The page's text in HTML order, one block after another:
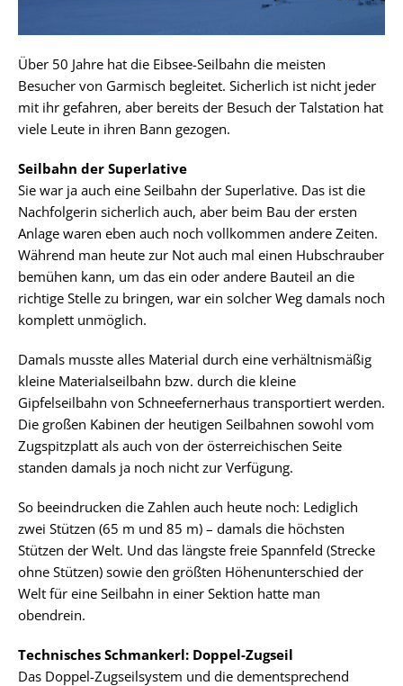
Über 50 Jahre hat die Eibsee-Seilbahn die meisten
Besucher von Garmisch begleitet. Sicherlich ist nicht jeder
mit ihr gefahren, aber bereits der Besuch der Talstation hat
viele Leute in ihren Bann gezogen.
Seilbahn der Superlative
Sie war ja auch eine Seilbahn der Superlative. Das ist die
Nachfolgerin sicherlich auch, aber beim Bau der ersten
Anlage waren eben auch noch vollkommen andere Zeiten.
Während man heute zur Not auch mal einen Hubschrauber
bemühen kann, um das ein oder andere Bauteil an die
richtige Stelle zu bringen, war ein solcher Weg damals noch
komplett unmöglich.
Damals musste alles Material durch eine verhältnismäßig
kleine Materialseilbahn bzw. durch die kleine
Gipfelseilbahn von Schneefernerhaus transportiert werden.
Die großen Kabinen der heutigen Seilbahnen sowohl vom
Zugspitzplatt als auch von der österreichischen Seite
standen damals ja noch nicht zur Verfügung.
So beeindrucken die Zahlen auch heute noch: Lediglich
zwei Stützen (65 m und 85 m) – damals die höchsten
Stützen der Welt. Und das längste freie Spannfeld (Strecke
ohne Stützen) sowie den größten Höhenunterschied der
Welt für eine Seilbahn in einer Sektion hatte man
obendrein.
Technisches Schmankerl: Doppel-Zugseil
Das Doppel-Zugseilsystem und die dementsprechend